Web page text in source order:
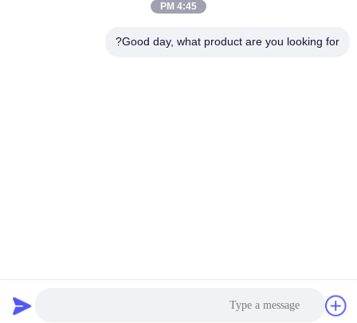
4:45 PM
Good day, what product are you looking for?